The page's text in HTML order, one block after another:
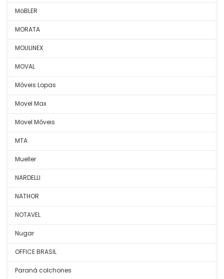
MöBLER
MORATA
MOULINEX
MOVAL
Móveis Lopas
Movel Max
Movel Móveis
MTA
Mueller
NARDELLI
NATHOR
NOTAVEL
Nugar
OFFICE BRASIL
Paraná colchones